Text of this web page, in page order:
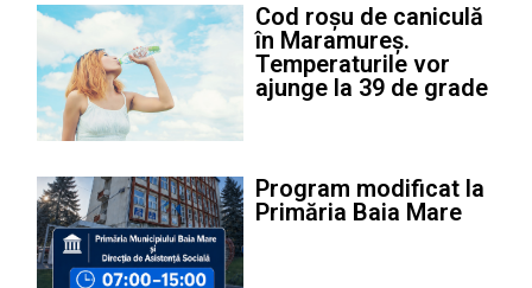
Cod roșu de caniculă
în Maramureș.
Temperaturile vor
ajunge la 39 de grade
Program modificat la
Primăria Baia Mare